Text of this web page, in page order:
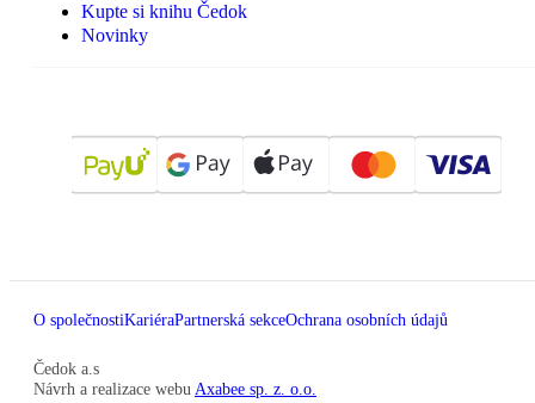
Kupte si knihu Čedok
Novinky
O společnostiKariéraPartnerská sekceOchrana osobních údajů
Čedok a.s
Návrh a realizace webu Axabee sp. z. o.o.